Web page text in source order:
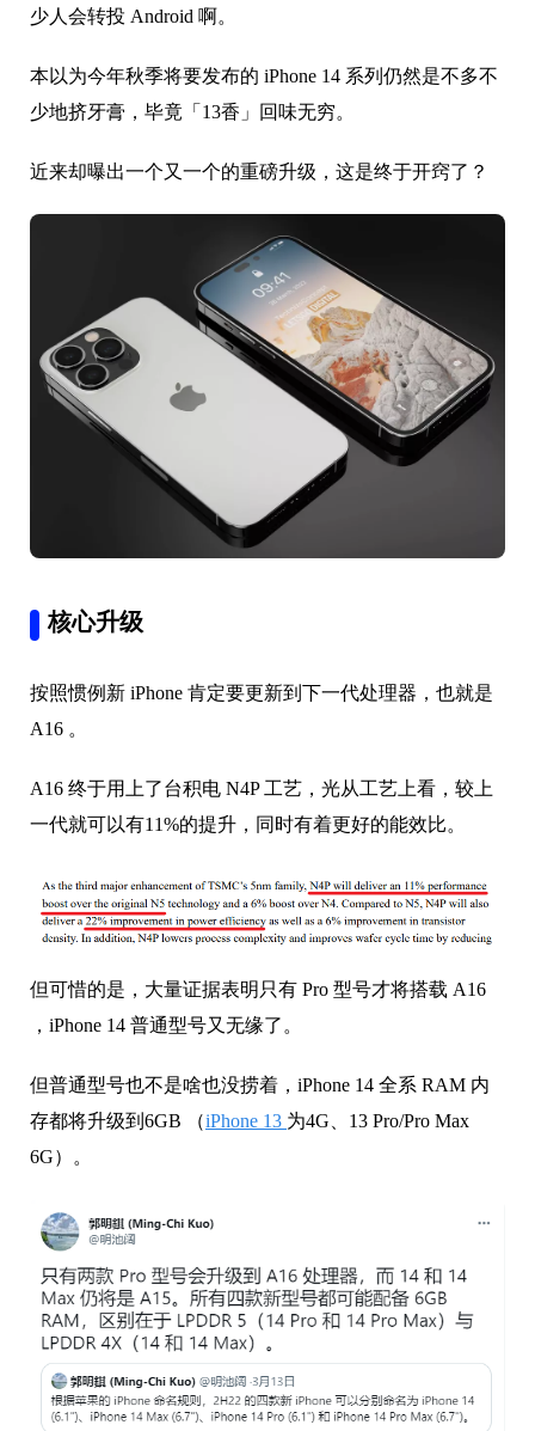
少人会转投 Android 啊。
本以为今年秋季将要发布的 iPhone 14 系列仍然是不多不
少地挤牙膏，毕竟「13香」回味无穷。
近来却曝出一个又一个的重磅升级，这是终于开窍了？
核心升级
按照惯例新 iPhone 肯定要更新到下一代处理器，也就是
A16 。
A16 终于用上了台积电 N4P 工艺，光从工艺上看，较上
一代就可以有11%的提升，同时有着更好的能效比。
但可惜的是，大量证据表明只有 Pro 型号才将搭载 A16
，iPhone 14 普通型号又无缘了。
但普通型号也不是啥也没捞着，iPhone 14 全系 RAM 内
存都将升级到6GB （iPhone 13 为4G、13 Pro/Pro Max
6G）。